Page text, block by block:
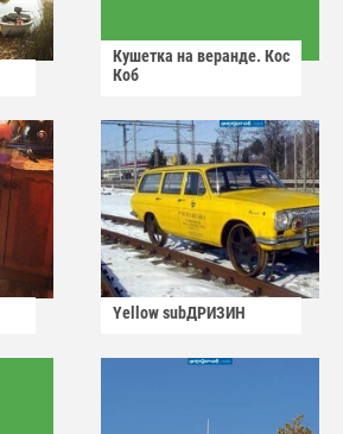
Кушетка на веранде. Кос
Коб
Yellow subДРИЗИН